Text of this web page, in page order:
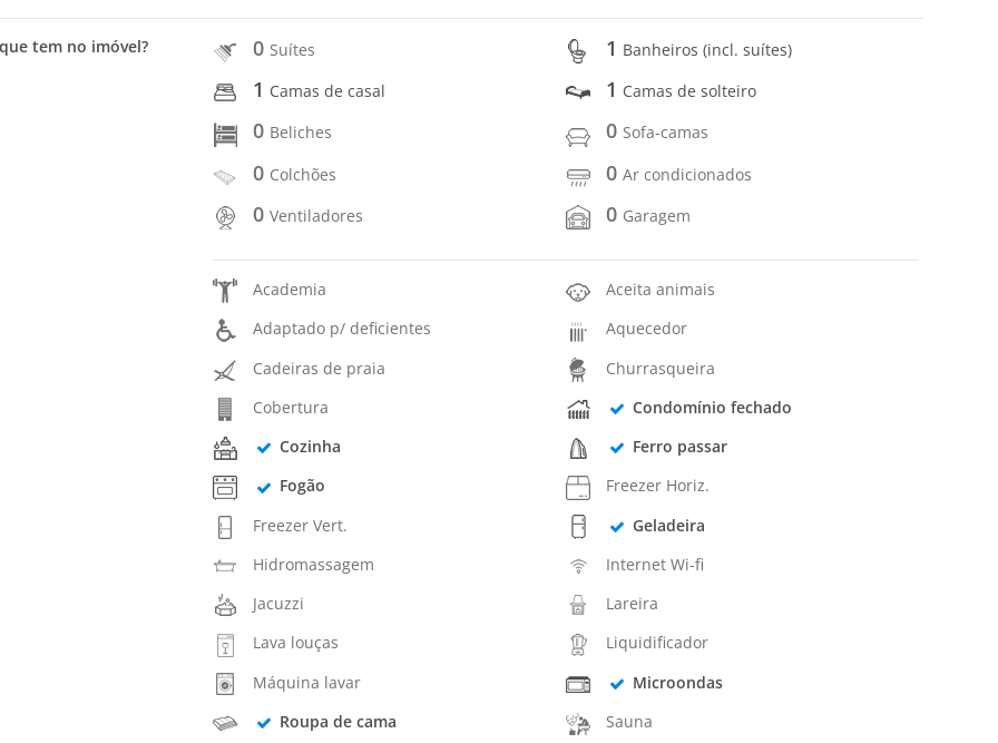
tem no imóvel? 0 Suítes 1 Banheiros (incl. suítes)
1 Camas de casal 1 Camas de solteiro
0 Beliches 0 Sofa-camas
0 Colchões 0Ar condicionados
0Ventiladores 0 Garagem
Academia
Aceita animais
Adaptado p/ deficientes
Aquecedor
Cadeiras de praia
Churrasqueira
Cobertura
Condomínio fechado
Cozinha
Ferro passar
Fogão
Freezer Horiz.
Freezer Vert.
Geladeira
Hidromassagem
Internet Wi-fi
Jacuzzi
Lareira
Lava louças
Liquidificador
Máquina lavar
Microondas
Roupa de cama
Sauna